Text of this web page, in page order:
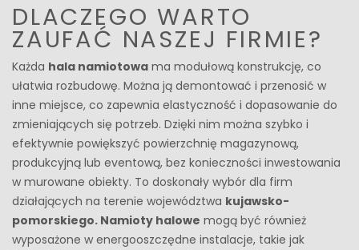
DLACZEGO WARTO
ZAUFAĆ NASZEJ FIRMIE?
Każda hala namiotowa ma modułową konstrukcję, co
ułatwia rozbudowę. Można ją demontować i przenosić w
inne miejsce, co zapewnia elastyczność i dopasowanie do
zmieniających się potrzeb. Dzięki nim można szybko i
efektywnie powiększyć powierzchnię magazynową,
produkcyjną lub eventową, bez konieczności inwestowania
w murowane obiekty. To doskonały wybór dla firm
działających na terenie województwa kujawsko-
pomorskiego. Namioty halowe mogą być również
wyposażone w energooszczędne instalacje, takie jak